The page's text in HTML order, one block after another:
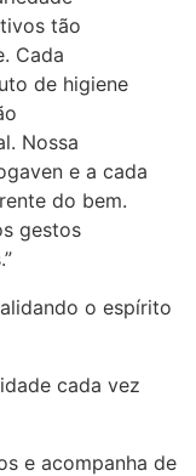
tão
Cada
de higiene
Nossa
e a cada
do bem.
gestos
o espírito
cada vez
e acompanha de